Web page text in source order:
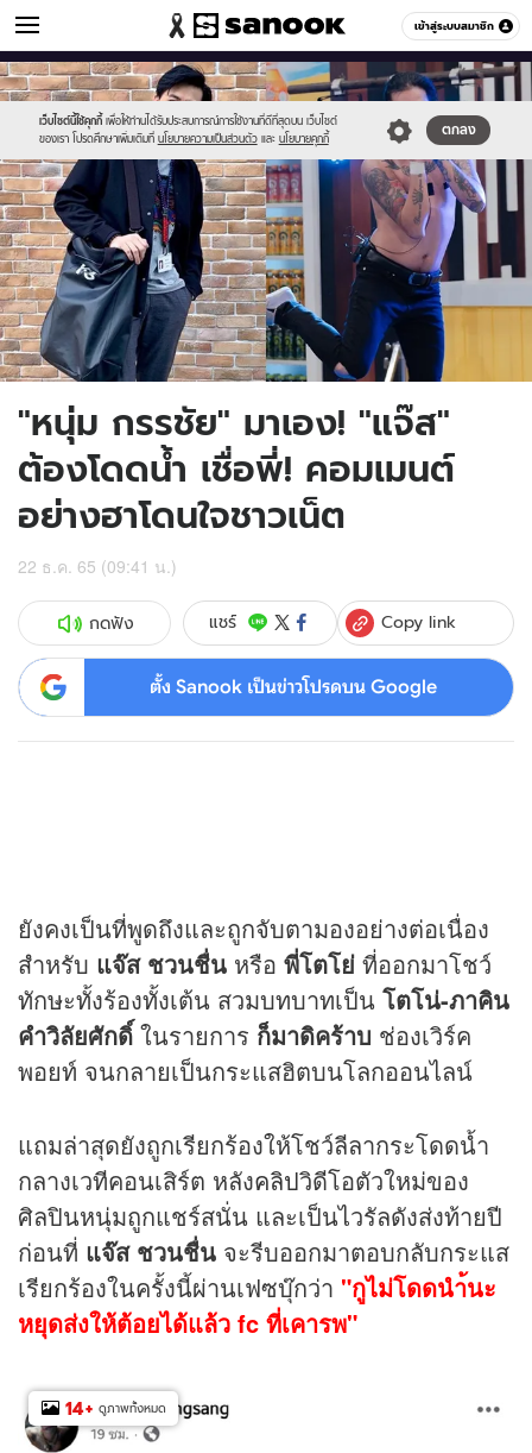
เข้าสู่ระบบสมาชิก
ข่าวบันเทิง หมวดอื่นๆ
เว็บไซต์นี้ใช้คุกกี้ เพื่อให้ท่านได้รับประสบการณ์การใช้งานที่ดีที่สุดบน เว็บไซต์
ของเรา โปรดศึกษาเพิ่มเติมที่ นโยบายความเป็นส่วนตัว และ นโยบายคุกกี้
ตกลง
Sanook
//s.isanook.com/sr/0/images/logo-
new-
sanook.png
600
60
//s.isanook.com/ns/0/ud/1738/8693014/1.jpg
"หนุ่ม กรรชัย" มาเอง! "แจ๊ส"
ต้องโดดน้ำ เชื่อพี่! คอมเมนต์
อย่างฮาโดนใจชาวเน็ต
22 ธ.ค. 65 (09:41 น.)
กดฟัง แชร์ Copy link
ตั้ง Sanook เป็นข่าวโปรดบน Google
ยังคงเป็นที่พูดถึงและถูกจับตามองอย่างต่อเนื่อง
สำหรับ แจ๊ส ชวนชื่น หรือ พี่โตโย่ ที่ออกมาโชว์
ทักษะทั้งร้องทั้งเต้น สวมบทบาทเป็น โตโน่-ภาคิน
คำวิลัยศักดิ์ ในรายการ ก็มาดิคร้าบ ช่องเวิร์ค
พอยท์ จนกลายเป็นกระแสฮิตบนโลกออนไลน์
แถมล่าสุดยังถูกเรียกร้องให้โชว์ลีลากระโดดน้ำ
กลางเวทีคอนเสิร์ต หลังคลิปวิดีโอตัวใหม่ของ
ศิลปินหนุ่มถูกแชร์สนั่น และเป็นไวรัลดังส่งท้ายปี
ก่อนที่ แจ๊ส ชวนชื่น จะรีบออกมาตอบกลับกระแส
เรียกร้องในครั้งนี้ผ่านเฟซบุ๊กว่า "กูไม่โดดนำ้นะ
หยุดส่งให้ต้อยได้แล้ว fc ที่เคารพ"
14+ ดูภาพทั้งหมด